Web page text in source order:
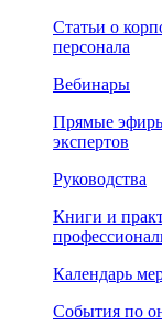
Статьи о
персонала
Вебинары
Прямые
экспертов
Руководства
Книги и
Календарь
События по